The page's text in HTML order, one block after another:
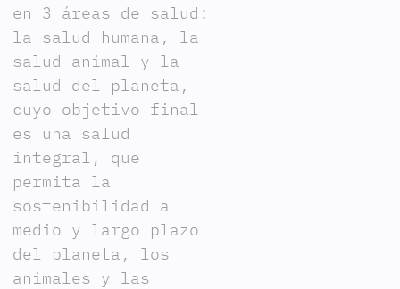
en 3 áreas de salud:
la salud humana, la
salud animal y la
salud del planeta,
cuyo objetivo final
es una salud
integral, que
permita la
sostenibilidad a
medio y largo plazo
del planeta, los
animales y las